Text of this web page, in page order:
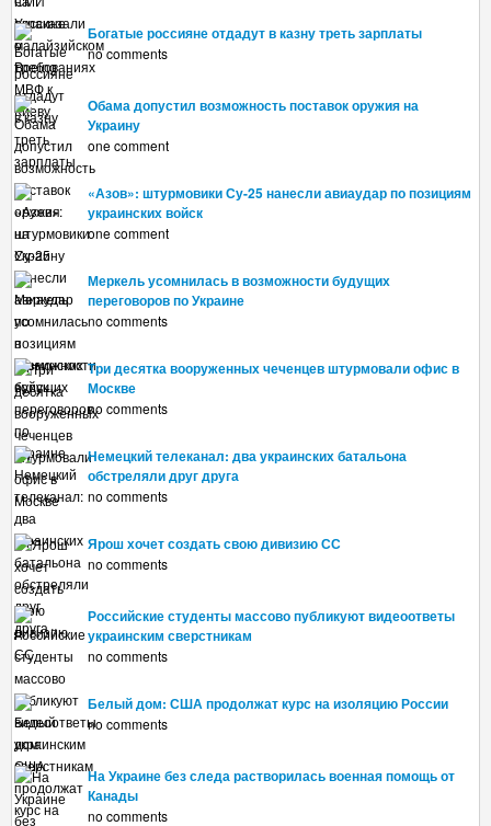
Богатые россияне отдадут в казну треть зарплаты
no comments
Обама допустил возможность поставок оружия на
Украину
one comment
«Азов»: штурмовики Су-25 нанесли авиаудар по позициям
украинских войск
one comment
Меркель усомнилась в возможности будущих
переговоров по Украине
no comments
Три десятка вооруженных чеченцев штурмовали офис в
Москве
no comments
Немецкий телеканал: два украинских батальона
обстреляли друг друга
no comments
Ярош хочет создать свою дивизию СС
no comments
Российские студенты массово публикуют видеоответы
украинским сверстникам
no comments
Белый дом: США продолжат курс на изоляцию России
no comments
На Украине без следа растворилась военная помощь от
Канады
no comments